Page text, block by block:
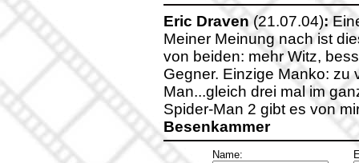
Eric Draven (21.07.04):
Meiner Meinung nach ist
von beiden: mehr Witz,
Gegner. Einzige Manko: zu
Man...gleich drei mal im
Spider-Man 2 gibt es von
Besenkammer
Name: